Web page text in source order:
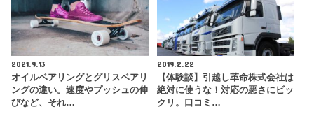
2021.9.13
オイルベアリングとグリスベアリ
ングの違い。速度やプッシュの伸
びなど、それ…
2019.2.22
【体験談】引越し革命株式会社は
絶対に使うな！対応の悪さにビッ
クリ。口コミ…